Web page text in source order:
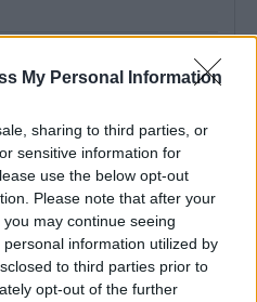
My Personal Information
sharing to third parties, or
sensitive information for
use the below opt-out
Please note that after your
may continue seeing
information utilized by
to third parties prior to
opt-out of the further